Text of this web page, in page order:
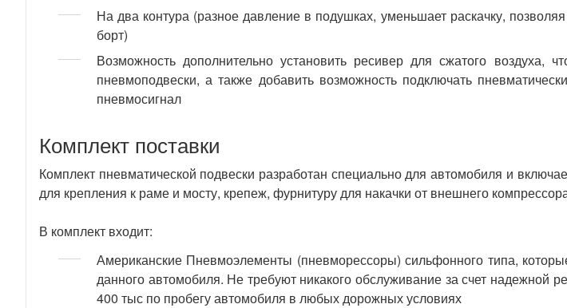
На два контура (разное давление в подушках, уменьшает раскачку,
борт)
Возможность дополнительно установить ресивер для сжатого воздуха,
пневмоподвески, а также добавить возможность подключать
пневмосигнал
Комплект поставки
Комплект пневматической подвески разработан специально для автомобиля и
для крепления к раме и мосту, крепеж, фурнитуру для накачки от внешнего
В комплект входит:
Американские Пневмоэлементы (пневморессоры) сильфонного типа,
данного автомобиля. Не требуют никакого обслуживание за счет надежной
400 тыс по пробегу автомобиля в любых дорожных условиях